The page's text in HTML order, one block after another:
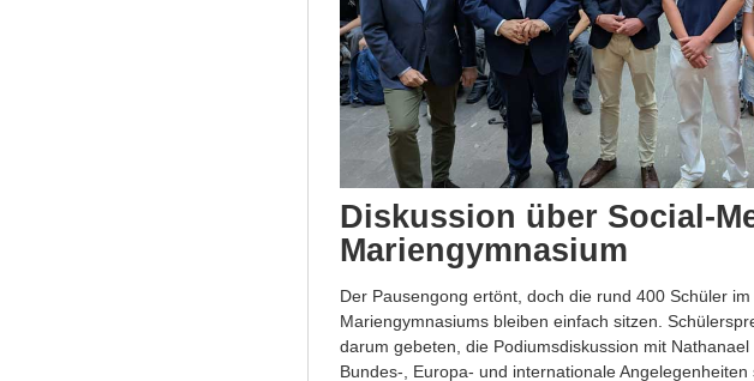
Diskussion über Social-
Mariengymnasium
Der Pausengong ertönt, doch die rund 400 Schüler
Mariengymnasiums bleiben einfach sitzen.
darum gebeten, die Podiumsdiskussion mit
Bundes-, Europa- und internationale